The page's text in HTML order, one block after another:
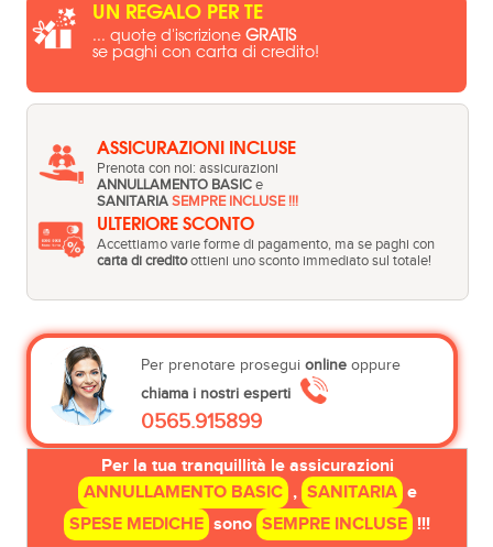
UN REGALO PER TE
... quote d'iscrizioneGRATIS
se paghi con carta di credito!
ASSICURAZIONI INCLUSE
Prenota con noi: assicurazioni
ANNULLAMENTO BASIC e
SANITARIA SEMPRE INCLUSE !!!
ULTERIORE SCONTO
Accettiamo varie forme di pagamento, ma se paghi con
carta di creditoottieni uno sconto immediato sul totale!
Per prenotare prosegui onlineoppure
chiama i nostri esperti
0565.915899
Per la tua tranquillità le assicurazioni
ANNULLAMENTO BASIC , SANITARIA e
SPESE MEDICHE sono SEMPRE INCLUSE !!!